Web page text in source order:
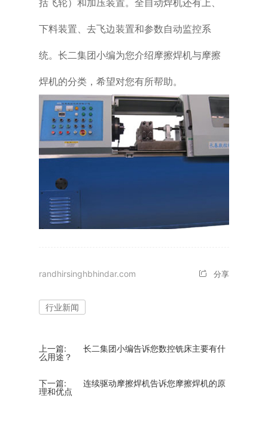
下料装置、去飞边装置和参数自动监控系
统。长二集团小编为您介绍摩擦焊机与摩擦
焊机的分类，希望对您有所帮助。
randhirsinghbhindar.com 分享
行业新闻
上一篇:
长二集团小编告诉您数控铣床主要有什
么用途？
下一篇:
连续驱动摩擦焊机告诉您摩擦焊机的原
理和优点